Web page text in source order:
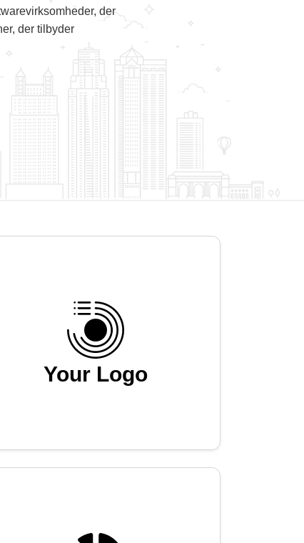
der
der tilbyder
Your Logo